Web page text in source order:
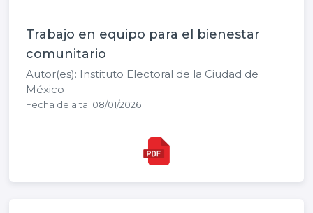
Trabajo en equipo para el bienestar
comunitario
Autor(es): Instituto Electoral de la Ciudad de
México
Fecha de alta: 08/01/2026